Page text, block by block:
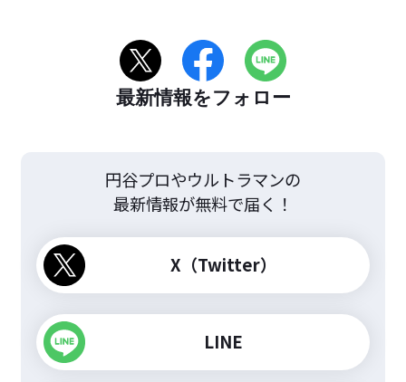
最新情報をフォロー
円谷プロやウルトラマンの
最新情報が無料で届く！
X（Twitter）
LINE